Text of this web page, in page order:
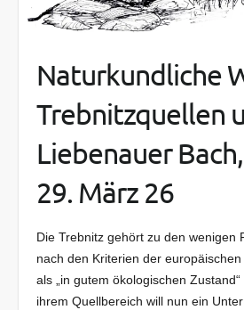
Naturkundliche
Trebnitzquellen
Liebenauer
29. März 26
Die Trebnitz gehört zu den wenigen
nach den Kriterien der
als „in gutem ökologischen
ihrem Quellbereich will nun ein